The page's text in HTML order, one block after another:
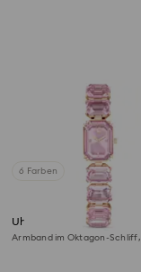
6 Farben
Uhr
Armband im Oktagon-Schliff,